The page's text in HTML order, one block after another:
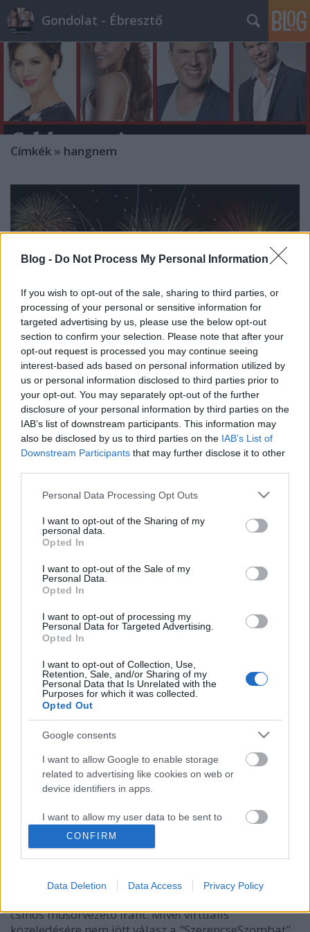
Blog - Do Not Process My Personal Information
If you wish to opt-out of the sale, sharing to third parties, or
processing of your personal or sensitive information for
targeted advertising by us, please use the below opt-out
section to confirm your selection. Please note that after your
opt-out request is processed you may continue seeing
interest-based ads based on personal information utilized by
us or personal information disclosed to third parties prior to
your opt-out. You may separately opt-out of the further
disclosure of your personal information by third parties on the
IAB’s list of downstream participants. This information may
also be disclosed by us to third parties on the IAB’s List of
Downstream Participants that may further disclose it to other
Please note that this website/app uses one or more Google
not limited to your visit or usage behaviour. You may click to
grant or deny consent to Google and its third-party tags to
use your data for below specified purposes in below Google
consent section.
Personal Data Processing Opt Outs
I want to opt-out of the Sharing of my
personal data.
Opted In
I want to opt-out of the Sale of my
Personal Data.
Opted In
I want to opt-out of processing my
Personal Data for Targeted Advertising.
Opted In
I want to opt-out of Collection, Use,
Retention, Sale, and/or Sharing of my
Personal Data that Is Unrelated with the
Purposes for which it was collected.
Opted Out
Google consents
I want to allow Google to enable storage
related to advertising like cookies on web or
device identifiers in apps.
I want to allow my user data to be sent to
Google for online advertising purposes.
I want to allow Google to send me
related to analytics like cookies on web or
CONFIRM
Data Deletion Data Access Privacy Policy
Gondolat - Ébresztő
Címkék » hangnem
Ilyen volt 2019...
építészke•2019. december 31.
Az biztos, hogy nincs egyetemes vélemény a
lassacskán mögöttünk hagyott év minőségével
kapcsolatban. Van, akinek ez volt a legjobb esztendő
az életében, más pedig pont az ellenkezőjét állítja
2019-ről. Azt gondoljuk, mindenkinek saját
magának kell számot vetnie az évben vele történt
eseményekről, és…
Egy rajongó bosszúja...
építészke •2019. december 16.
Nagyon tanulságos és rövid történetet osztott meg
sztorijában. Hol volt, hol nem volt, volt egyszer egy
csinos műsorvezető iránt. Mivel virtuális